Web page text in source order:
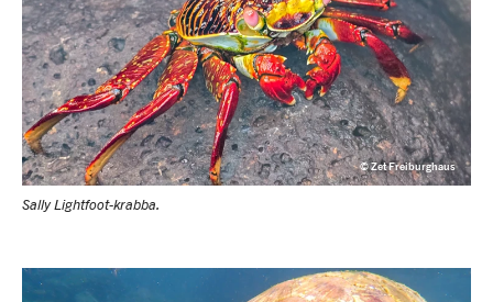
© Zet Freiburghaus
Sally Lightfoot-krabba.